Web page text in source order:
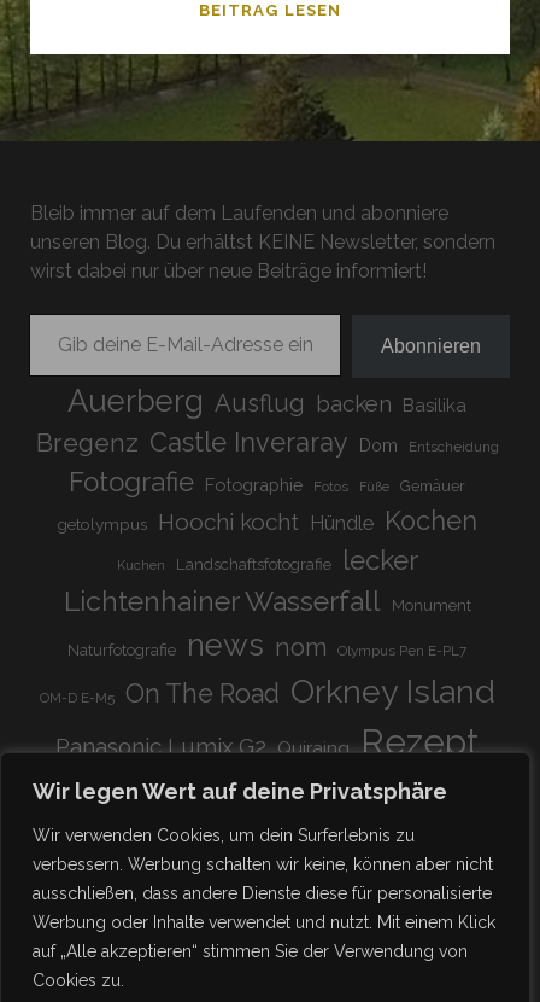
Wir legen Wert auf deine Privatsphäre
Wir verwenden Cookies, um dein Surferlebnis zu
verbessern. Werbung schalten wir keine, können aber nicht
ausschließen, dass andere Dienste diese für personalisierte
Werbung oder Inhalte verwendet und nutzt. Mit einem Klick
auf „Alle akzeptieren“ stimmen Sie der Verwendung von
Cookies zu.
BEITRAG LESEN
Bleib immer auf dem Laufenden und abonniere
unseren Blog. Du erhältst KEINE Newsletter, sondern
wirst dabei nur über neue Beiträge informiert!
Gib deine E-Mail-Adresse ein ...
Abonnieren
Auerberg Ausflug backen Basilika
Bregenz Castle Inveraray Dom Entscheidung
Fotografie Fotographie Fotos Füße Gemäuer
getolympus Hoochi kocht Hündle Kochen
Kuchen Landschaftsfotografie lecker
Lichtenhainer Wasserfall Monument
Naturfotografie news nom Olympus Pen E-PL7
OM-D E-M5 On The Road Orkney Island
Panasonic Lumix G2 Quiraing Rezept
Rundreise schnell & einfach Scotland
Stadion super lecker Systemkamera
vegetarisch Viadukt weitnau woooohoooo!!!!
zu Hause ♥